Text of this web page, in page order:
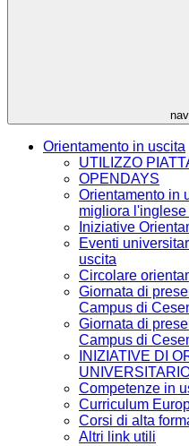
Orientamento in uscita
UTILIZZO
OPENDAYS
Orientamento in
migliora
Iniziative
Eventi
uscita
Circolare
Giornata di
Campus di
Giornata di
Campus di
INIZIATIVE DI
Competenze in
Curriculum
Corsi di alta
Altri link utili